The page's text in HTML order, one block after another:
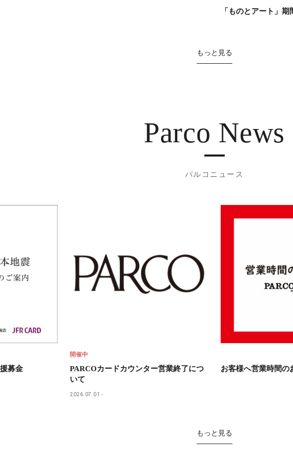
「ものとアート」
もっと見る
Parco News
パルコニュース
募金
開催中
PARCOカードカウンター営業終了につ
いて
2026.07.01
お客様へ営業時間の
もっと見る